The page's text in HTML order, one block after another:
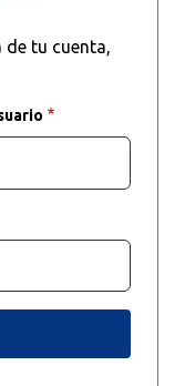
de tu cuenta,